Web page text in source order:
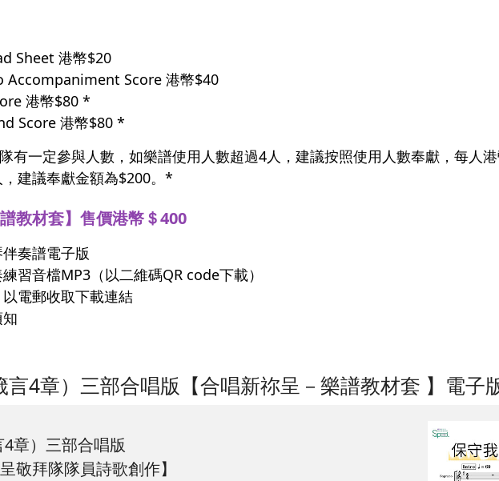
Sheet 港幣$20
Accompaniment Score 港幣$40
港幣$80 *
Score 港幣$80 *
有一定參與人數，如樂譜使用人數超過4人，建議按照使用人數奉獻，每人
建議奉獻金額為$200。*
教材套】售價港幣＄400
奏譜電子版
習音檔MP3（以二維碼QR code下載）
電郵收取下載連結
言4章）三部合唱版【合唱新祢呈－樂譜教材套 】電子
4章）三部合唱版
敬拜隊隊員詩歌創作】